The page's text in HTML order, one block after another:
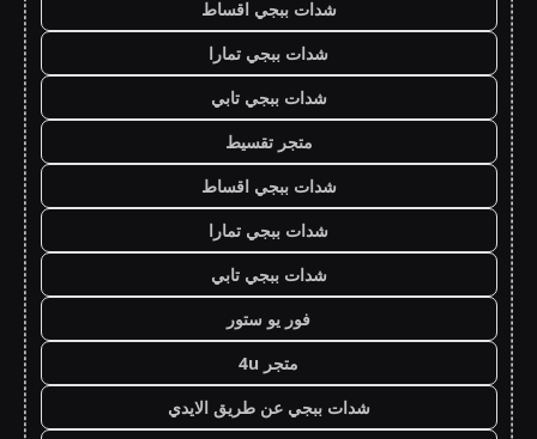
شدات ببجي اقساط
شدات ببجي تمارا
شدات ببجي تابي
متجر تقسيط
شدات ببجي اقساط
شدات ببجي تمارا
شدات ببجي تابي
فور يو ستور
متجر 4u
شدات ببجي عن طريق الايدي